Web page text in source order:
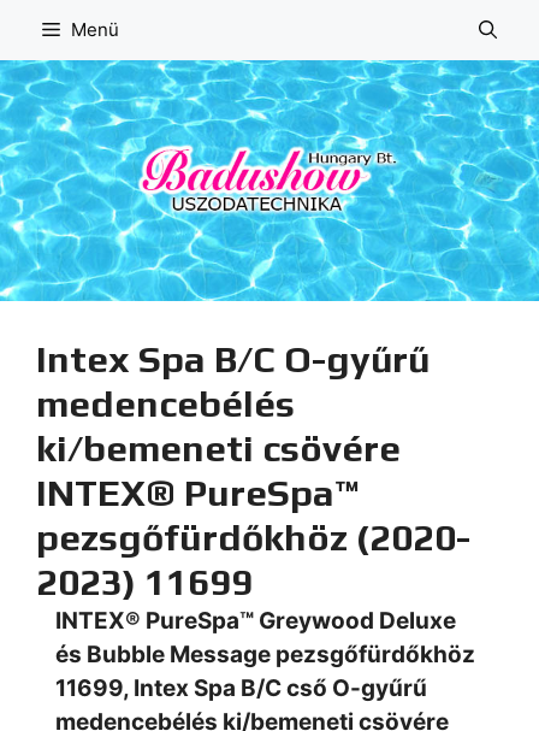
tartalomba
Menü
Intex Spa B/C O-gyűrű
medencebélés
ki/bemeneti csövére
INTEX® PureSpa™
pezsgőfürdőkhöz (2020-
2023) 11699
INTEX® PureSpa™ Greywood Deluxe
és Bubble Message pezsgőfürdőkhöz
11699, Intex Spa B/C cső O-gyűrű
medencebélés ki/bemeneti csövére